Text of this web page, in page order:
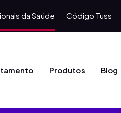
da Saúde Código Tuss
Produtos Blog